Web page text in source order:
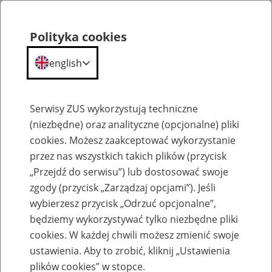
Komunikaty
Polityka cookies
english
Serwisy ZUS wykorzystują techniczne
(niezbędne) oraz analityczne (opcjonalne) pliki
cookies. Możesz zaakceptować wykorzystanie
przez nas wszystkich takich plików (przycisk
„Przejdź do serwisu”) lub dostosować swoje
zgody (przycisk „Zarządzaj opcjami”). Jeśli
wybierzesz przycisk „Odrzuć opcjonalne”,
będziemy wykorzystywać tylko niezbędne pliki
cookies. W każdej chwili możesz zmienić swoje
ustawienia. Aby to zrobić, kliknij „Ustawienia
plików cookies” w stopce.